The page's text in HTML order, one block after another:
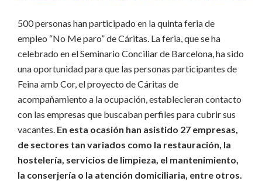
500 personas han participado en la quinta feria de
empleo “No Me paro” de Cáritas. La feria, que se ha
celebrado en el Seminario Conciliar de Barcelona, ha sido
una oportunidad para que las personas participantes de
Feina amb Cor, el proyecto de Cáritas de
acompañamiento a la ocupación, establecieran contacto
con las empresas que buscaban perfiles para cubrir sus
vacantes. En esta ocasión han asistido 27 empresas,
de sectores tan variados como la restauración, la
hostelería, servicios de limpieza, el mantenimiento,
la conserjería o la atención domiciliaria, entre otros.